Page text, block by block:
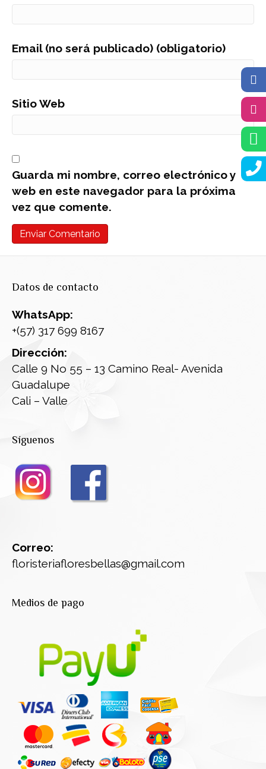
Email (no será publicado) (obligatorio)
Sitio Web
Guarda mi nombre, correo electrónico y
web en este navegador para la próxima
vez que comente.
Datos de contacto
WhatsApp:
+(57) 317 699 8167
Dirección:
Calle 9 No 55 – 13 Camino Real- Avenida
Guadalupe
Cali – Valle
Síguenos
Correo:
floristeriafloresbellas@gmail.com
Medios de pago